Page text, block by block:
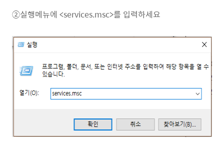
②실행메뉴에 <services.msc>를 입력하세요